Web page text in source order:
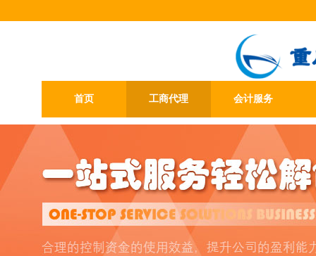
首页 工商代理 会计服务